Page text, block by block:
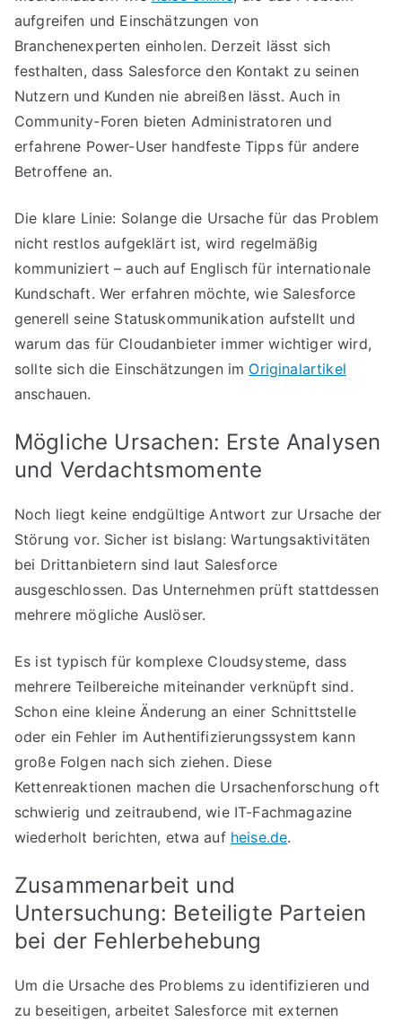
aufgreifen und Einschätzungen von
Branchenexperten einholen. Derzeit lässt sich
festhalten, dass Salesforce den Kontakt zu seinen
Nutzern und Kunden nie abreißen lässt. Auch in
Community-Foren bieten Administratoren und
erfahrene Power-User handfeste Tipps für andere
Betroffene an.
Die klare Linie: Solange die Ursache für das Problem
nicht restlos aufgeklärt ist, wird regelmäßig
kommuniziert – auch auf Englisch für internationale
Kundschaft. Wer erfahren möchte, wie Salesforce
generell seine Statuskommunikation aufstellt und
warum das für Cloudanbieter immer wichtiger wird,
sollte sich die Einschätzungen im Originalartikel
anschauen.
Mögliche Ursachen: Erste Analysen
und Verdachtsmomente
Noch liegt keine endgültige Antwort zur Ursache der
Störung vor. Sicher ist bislang: Wartungsaktivitäten
bei Drittanbietern sind laut Salesforce
ausgeschlossen. Das Unternehmen prüft stattdessen
mehrere mögliche Auslöser.
Es ist typisch für komplexe Cloudsysteme, dass
mehrere Teilbereiche miteinander verknüpft sind.
Schon eine kleine Änderung an einer Schnittstelle
oder ein Fehler im Authentifizierungssystem kann
große Folgen nach sich ziehen. Diese
Kettenreaktionen machen die Ursachenforschung oft
schwierig und zeitraubend, wie IT-Fachmagazine
wiederholt berichten, etwa auf heise.de.
Zusammenarbeit und
Untersuchung: Beteiligte Parteien
bei der Fehlerbehebung
Um die Ursache des Problems zu identifizieren und
zu beseitigen, arbeitet Salesforce mit externen